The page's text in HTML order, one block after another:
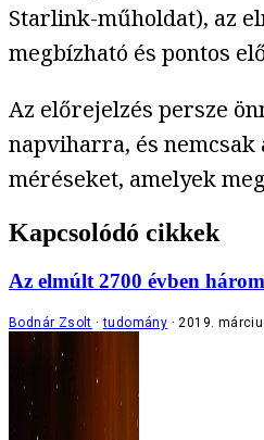
Starlink-műholdat), az
megbízható és pontos
Az előrejelzés persze
napviharra, és nemcsak
méréseket, amelyek
Kapcsolódó cikkek
Az elmúlt 2700 évben
Bodnár Zsolt tudomány 2019.